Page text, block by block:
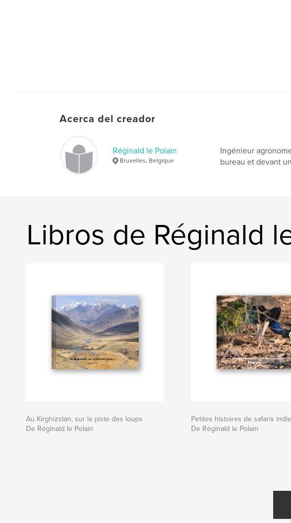
Acerca del creador
Réginald le Polain
Bruxelles, Belgique
Ingénieur
bureau et devant
Libros de Réginald
Au Kirghizstan, sur la piste des loups
De Réginald le Polain
Petites histoires de safaris
De Réginald le Polain